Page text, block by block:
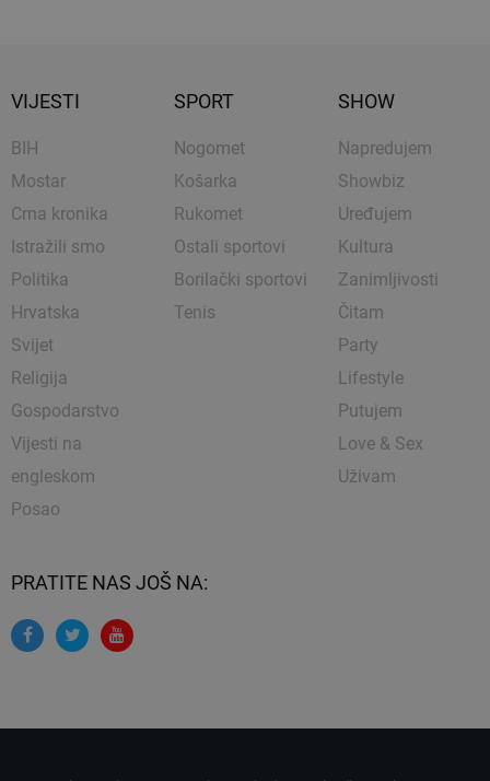
VIJESTI
BIH
Mostar
Crna kronika
Istražili smo
Politika
Hrvatska
Svijet
Religija
Gospodarstvo
Vijesti na
engleskom
Posao
SPORT
Nogomet
Košarka
Rukomet
Ostali sportovi
Borilački sportovi
Tenis
SHOW
Napredujem
Showbiz
Uređujem
Kultura
Zanimljivosti
Čitam
Party
Lifestyle
Putujem
Love & Sex
Uživam
PRATITE NAS JOŠ NA: